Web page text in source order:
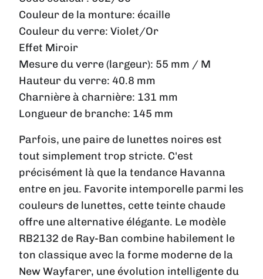
Couleur de la monture: écaille
Couleur du verre: Violet/Or
Effet Miroir
Mesure du verre (largeur): 55 mm / M
Hauteur du verre: 40.8 mm
Charnière à charnière: 131 mm
Longueur de branche: 145 mm
Parfois, une paire de lunettes noires est
tout simplement trop stricte. C'est
précisément là que la tendance Havanna
entre en jeu. Favorite intemporelle parmi les
couleurs de lunettes, cette teinte chaude
offre une alternative élégante. Le modèle
RB2132 de Ray-Ban combine habilement le
ton classique avec la forme moderne de la
New Wayfarer, une évolution intelligente du